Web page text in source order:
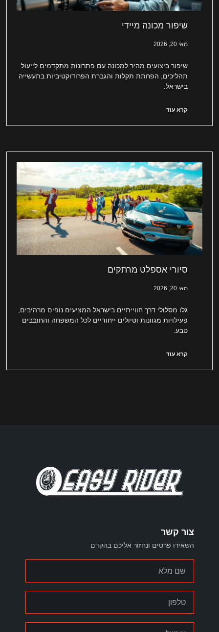
שיפור מכונה מיידי
מאי 20, 2026
שיפור ביצועים מהיר למכונה עם פתרונות מתקדמים לייעול
תהליכים, הפחתת תקלות והגברת הפרודוקטיביות בתעשייה
בישראל.
קרא עוד
סיורי אספלט מרתקים
מאי 20, 2026
גלו מסלולי דרך חווייתיים בישראל המציעים נופים מרהיבים,
פעילויות מגוונות וטיולים ייחודיים לכל המשפחה והחובבים
טבע.
קרא עוד
צור קשר
השאירו פרטים ונחזור אליכם בהקדם